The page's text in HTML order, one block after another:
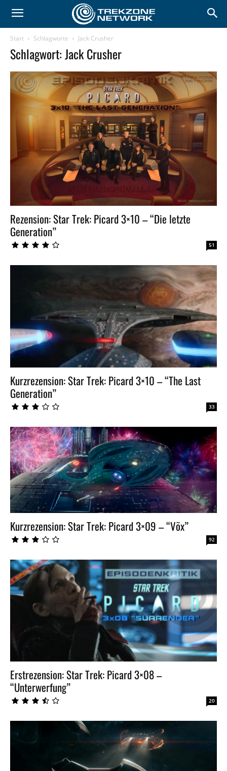
Start Schlagworte Jack Crusher
Schlagwort: Jack Crusher
Rezension: Star Trek: Picard 3×10 – “Die letzte
Generation”
51
Kurzrezension: Star Trek: Picard 3×10 – “The Last
Generation”
33
Kurzrezension: Star Trek: Picard 3×09 – “Võx”
92
Erstrezension: Star Trek: Picard 3×08 –
“Unterwerfung”
20